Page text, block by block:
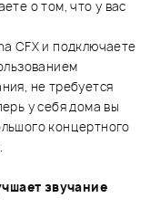
о том, что у вас
CFX и подключаете
не требуется
у себя дома вы
концертного
звучание